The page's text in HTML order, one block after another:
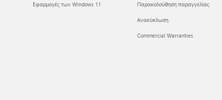
Εφαρμογές των Windows 11 Παρακολούθηση παραγγελίας
Ανακύκλωση
Commercial Warranties